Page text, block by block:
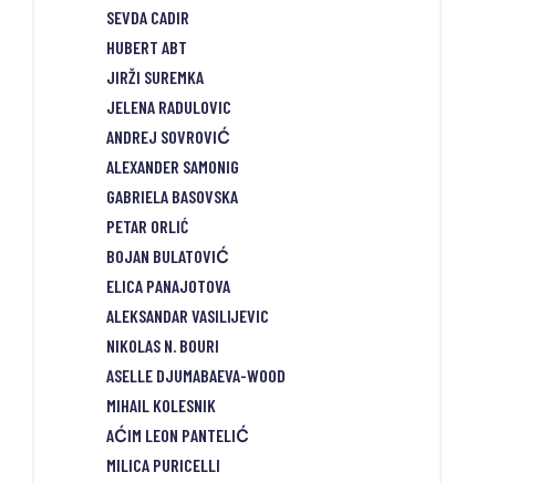
SEVDA CADIR
HUBERT ABT
JIRŽI SUREMKA
JELENA RADULOVIC
ANDREJ SOVROVIĆ
ALEXANDER SAMONIG
GABRIELA BASOVSKA
PETAR ORLIĆ
BOJAN BULATOVIĆ
ELICA PANAJOTOVA
ALEKSANDAR VASILIJEVIC
NIKOLAS N. BOURI
ASELLE DJUMABAEVA-WOOD
MIHAIL KOLESNIK
AĆIM LEON PANTELIĆ
MILICA PURICELLI